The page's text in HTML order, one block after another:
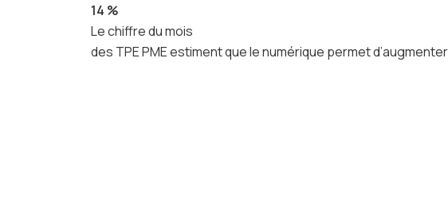
14 %
Le chiffre du mois
des TPE PME estiment que le numérique permet